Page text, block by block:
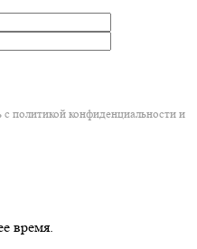
политикой конфиденциальности и
время.